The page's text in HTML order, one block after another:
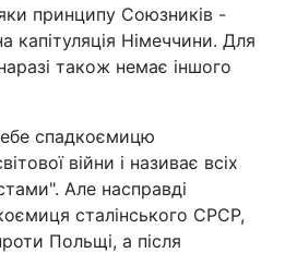
принципу Союзників -
капітуляція Німеччини. Для
також немає іншого
спадкоємицю
війни і називає всіх
Але насправді
сталінського СРСР,
Польщі, а після